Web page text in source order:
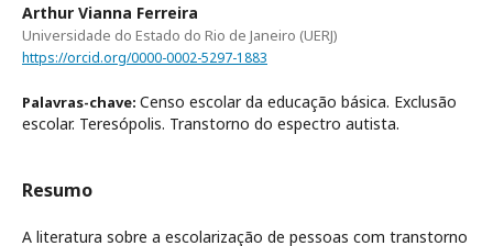
Arthur Vianna Ferreira
Universidade do Estado do Rio de Janeiro (UERJ)
https://orcid.org/0000-0002-5297-1883
Palavras-chave: Censo escolar da educação básica. Exclusão
escolar. Teresópolis. Transtorno do espectro autista.
Resumo
A literatura sobre a escolarização de pessoas com transtorno